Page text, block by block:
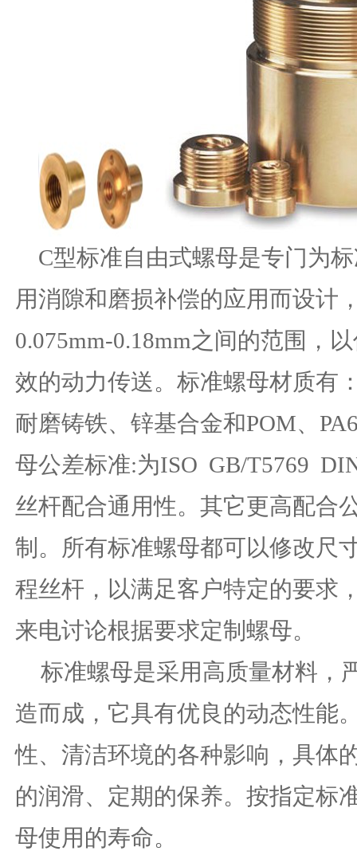
C型标准自由式螺母是专门为
用消隙和磨损补偿的应用而设计
0.075mm-0.18mm之间的范围，
效的动力传送。标准螺母材质有
耐磨铸铁、锌基合金和POM、
母公差标准:为ISO GB/T5769
丝杆配合通用性。其它更高配合
制。所有标准螺母都可以修改尺
程丝杆，以满足客户特定的要求
来电讨论根据要求定制螺母。
标准螺母是采用高质量材料，
造而成，它具有优良的动态性能
性、清洁环境的各种影响，具体
的润滑、定期的保养。按指定标
母使用的寿命。